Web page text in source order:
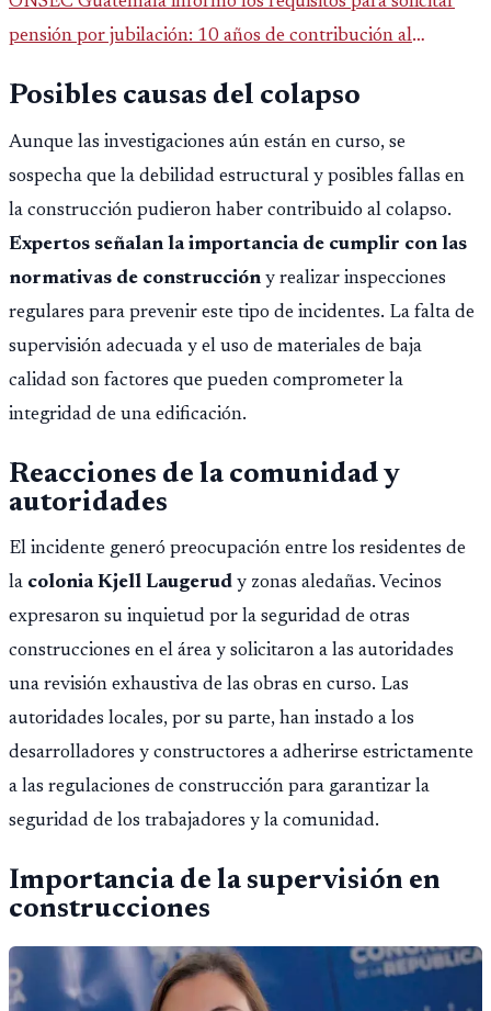
pensión por jubilación: 10 años de contribución al
importar edad.
Posibles causas del colapso
Aunque las investigaciones aún están en curso, se
sospecha que la debilidad estructural y posibles fallas en
la construcción pudieron haber contribuido al colapso.
Expertos señalan la importancia de cumplir con las
normativas de construcción y realizar inspecciones
regulares para prevenir este tipo de incidentes. La falta de
supervisión adecuada y el uso de materiales de baja
calidad son factores que pueden comprometer la
integridad de una edificación.
Reacciones de la comunidad y
autoridades
El incidente generó preocupación entre los residentes de
la colonia Kjell Laugerud y zonas aledañas. Vecinos
expresaron su inquietud por la seguridad de otras
construcciones en el área y solicitaron a las autoridades
una revisión exhaustiva de las obras en curso. Las
autoridades locales, por su parte, han instado a los
desarrolladores y constructores a adherirse estrictamente
a las regulaciones de construcción para garantizar la
seguridad de los trabajadores y la comunidad.
Importancia de la supervisión en
construcciones